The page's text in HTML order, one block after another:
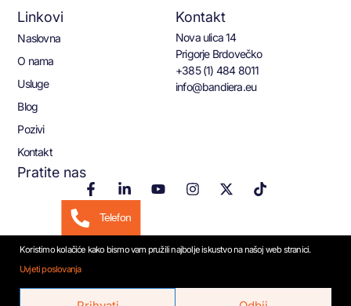
Koristimo kolačiće kako bismo vam pružili najbolje iskustvo na našoj web stranici.
Uvjeti poslovanja
Linkovi
Naslovna
O nama
Usluge
Blog
Pozivi
Kontakt
Kontakt
Nova ulica 14
Prigorje Brdovečko
+385 (1) 484 8011
info@bandiera.eu
Pratite nas
Telefon
Email
WhatsApp